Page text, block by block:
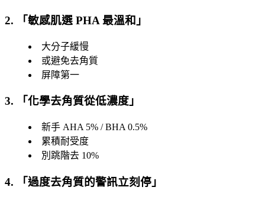
2. 「敏感肌選 PHA 最溫和 」
大分子緩慢
或避免去角質
屏障第一
3. 「化學去角質從低濃度 」
新手 AHA 5% / BHA 0.5%
累積耐受度
別跳階去 10%
4. 「過度去角質的警訊立刻停 」